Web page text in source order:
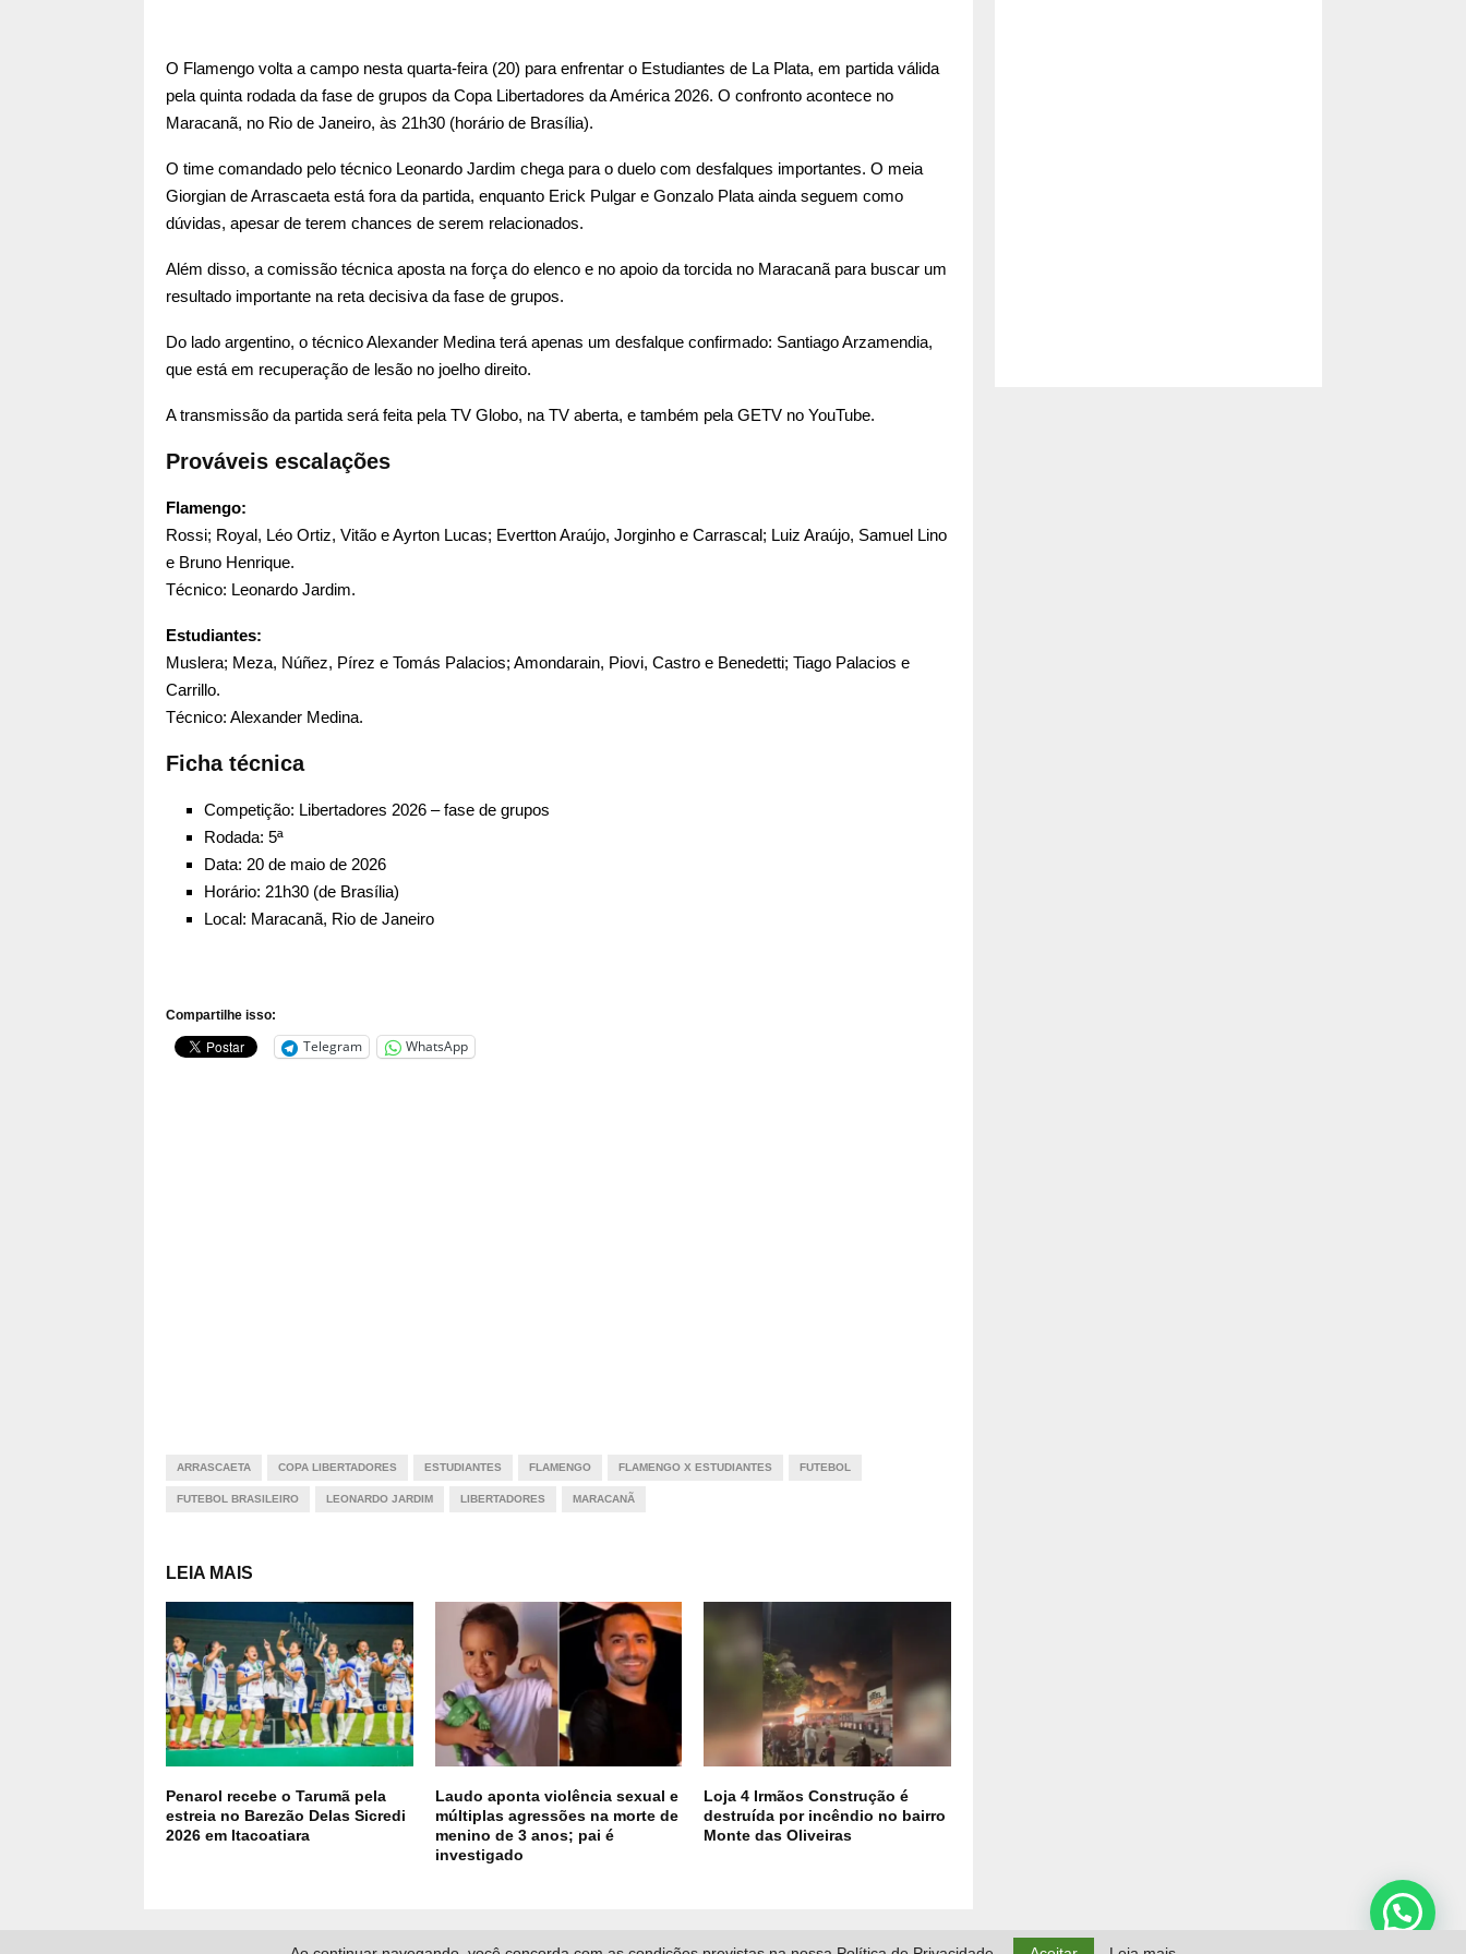
O Flamengo volta a campo nesta quarta-feira (20) para enfrentar o Estudiantes de La Plata, em partida válida
pela quinta rodada da fase de grupos da Copa Libertadores da América 2026. O confronto acontece no
Maracanã, no Rio de Janeiro, às 21h30 (horário de Brasília).
O time comandado pelo técnico Leonardo Jardim chega para o duelo com desfalques importantes. O meia
Giorgian de Arrascaeta está fora da partida, enquanto Erick Pulgar e Gonzalo Plata ainda seguem como
dúvidas, apesar de terem chances de serem relacionados.
Além disso, a comissão técnica aposta na força do elenco e no apoio da torcida no Maracanã para buscar um
resultado importante na reta decisiva da fase de grupos.
Do lado argentino, o técnico Alexander Medina terá apenas um desfalque confirmado: Santiago Arzamendia,
que está em recuperação de lesão no joelho direito.
A transmissão da partida será feita pela TV Globo, na TV aberta, e também pela GETV no YouTube.
Prováveis escalações
Flamengo:
Rossi; Royal, Léo Ortiz, Vitão e Ayrton Lucas; Evertton Araújo, Jorginho e Carrascal; Luiz Araújo, Samuel Lino
e Bruno Henrique.
Técnico: Leonardo Jardim.
Estudiantes:
Muslera; Meza, Núñez, Pírez e Tomás Palacios; Amondarain, Piovi, Castro e Benedetti; Tiago Palacios e
Carrillo.
Técnico: Alexander Medina.
Ficha técnica
Competição: Libertadores 2026 – fase de grupos
Rodada: 5ª
Data: 20 de maio de 2026
Horário: 21h30 (de Brasília)
Local: Maracanã, Rio de Janeiro
Compartilhe isso:
Telegram WhatsApp
ARRASCAETA COPA LIBERTADORES ESTUDIANTES FLAMENGO FLAMENGO X ESTUDIANTES FUTEBOL
FUTEBOL BRASILEIRO LEONARDO JARDIM LIBERTADORES MARACANÃ
LEIA MAIS
Penarol recebe o Tarumã pela
estreia no Barezão Delas Sicredi
2026 em Itacoatiara
Laudo aponta violência sexual e
múltiplas agressões na morte de
menino de 3 anos; pai é
investigado
Loja 4 Irmãos Construção é
destruída por incêndio no bairro
Monte das Oliveiras